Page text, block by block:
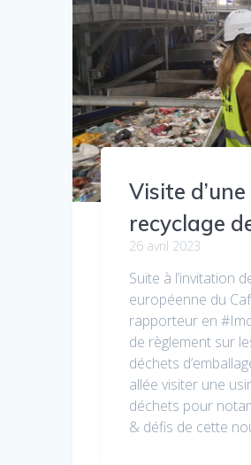
Visite
recyclage
26 avril 2023
Suite à l’invitation
européenne du
rapporteur en
de règlement sur
déchets
allée visiter une
déchets pour
& défis de cette